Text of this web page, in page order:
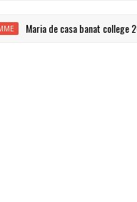
Maria de casa banat college 2025